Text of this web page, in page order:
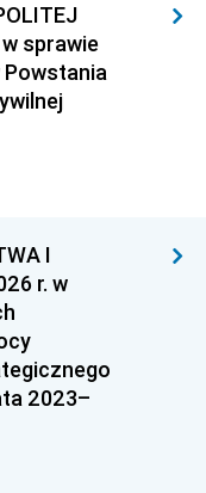
sprawie
I
r. w
2023–